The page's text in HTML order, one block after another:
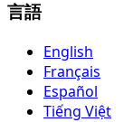
言語
English
Français
Español
Tiếng Việt